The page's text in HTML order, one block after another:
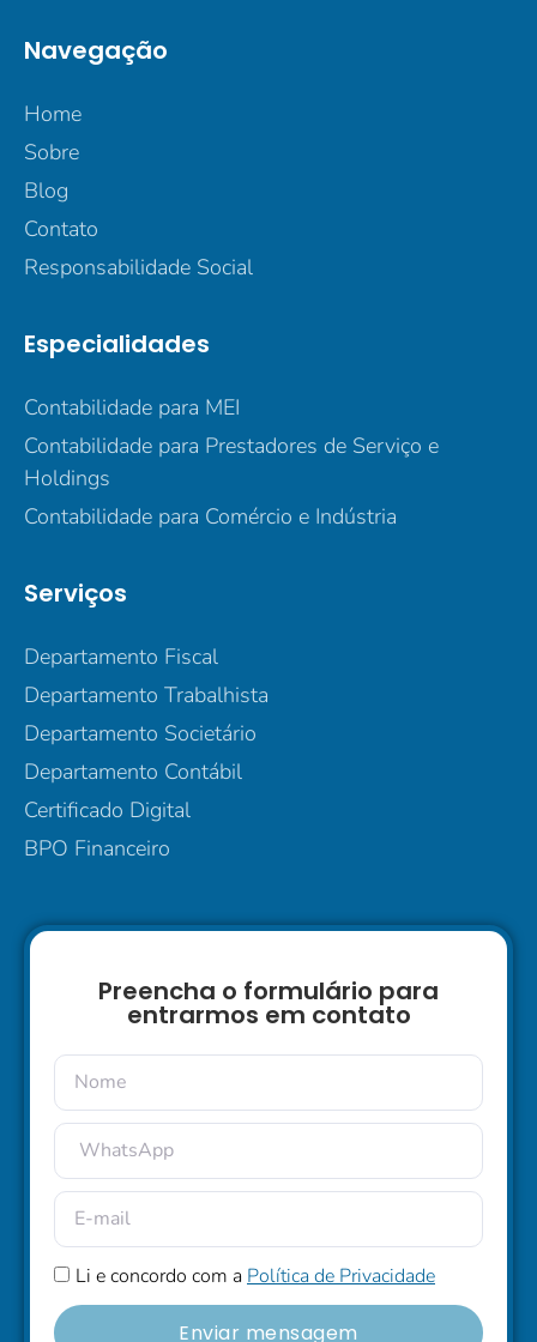
Navegação
Home
Sobre
Blog
Contato
Responsabilidade Social
Especialidades
Contabilidade para MEI
Contabilidade para Prestadores de Serviço e
Holdings
Contabilidade para Comércio e Indústria
Serviços
Departamento Fiscal
Departamento Trabalhista
Departamento Societário
Departamento Contábil
Certificado Digital
BPO Financeiro
Preencha o formulário para
entrarmos em contato
Li e concordo com a Política de Privacidade
Enviar mensagem